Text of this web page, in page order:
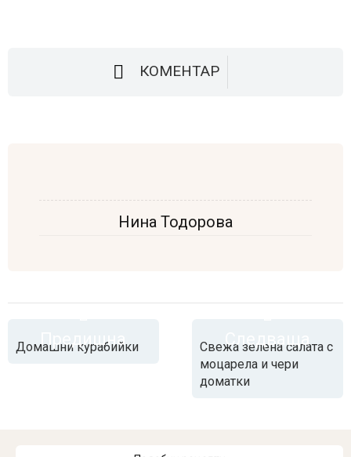
КОМЕНТАР
Нина Тодорова
Предишна
Домашни курабийки
Свежа зелена салата с
моцарела и чери
доматки